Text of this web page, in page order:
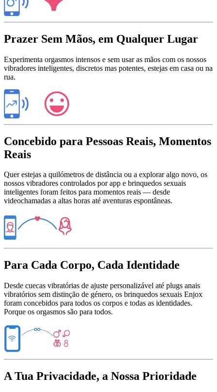
Prazer Sem Mãos, em Qualquer Lugar
Experimenta orgasmos intensos e sem usar as mãos com os nossos
vibradores inteligentes, discretos mas potentes, estejas em casa ou na
rua.
Concebido para Pessoas Reais, Momentos
Reais
Quer estejas a quilómetros de distância ou a explorar algo novo, os
nossos vibradores controlados por app e brinquedos sexuais
inteligentes foram feitos para momentos reais — desde
videochamadas a altas horas até aventuras espontâneas.
Para Cada Corpo, Cada Identidade
Desde cuecas vibratórias de ajuste personalizável até plugs anais
vibratórios sem distinção de género, os brinquedos sexuais Enjox
foram concebidos para todos os corpos e todas as identidades.
Porque os orgasmos são para todos.
A Tua Privacidade, a Nossa Prioridade